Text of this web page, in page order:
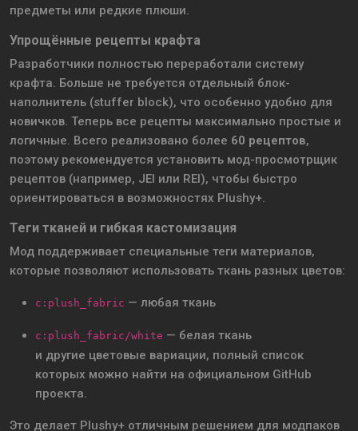
предметы или редкие плюши.
Упрощённые рецепты крафта
Разработчики полностью переработали систему
крафта. Больше не требуется отдельный блок-
наполнитель (stuffer block), что особенно удобно для
новичков. Теперь все рецепты максимально простые и
логичные. Всего реализовано более 60 рецептов,
поэтому рекомендуется установить мод-просмотрщик
рецептов (например, JEI или REI), чтобы быстро
ориентироваться в возможностях Plushy+.
Теги тканей и гибкая кастомизация
Мод поддерживает специальные теги материалов,
которые позволяют использовать ткань разных цветов:
c:plush_fabric — любая ткань
c:plush_fabric/white — белая ткань
и другие цветовые вариации, полный список
которых можно найти на официальном GitHub
проекта.
Это делает Plushy+ отличным решением для модпаков